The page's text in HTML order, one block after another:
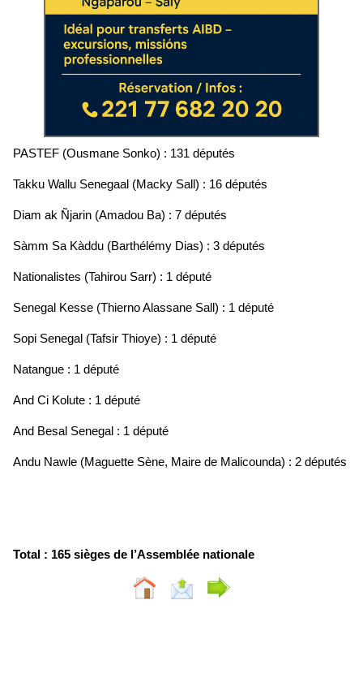
PASTEF (Ousmane Sonko) : 131 députés
Takku Wallu Senegaal (Macky Sall) : 16 députés
Diam ak Ñjarin (Amadou Ba) : 7 députés
Sàmm Sa Kàddu (Barthélémy Dias) : 3 députés
Nationalistes (Tahirou Sarr) : 1 député
Senegal Kesse (Thierno Alassane Sall) : 1 député
Sopi Senegal (Tafsir Thioye) : 1 député
Natangue : 1 député
And Ci Kolute : 1 député
And Besal Senegal : 1 député
Andu Nawle (Maguette Sène, Maire de Malicounda) : 2 députés
Total : 165 sièges de l’Assemblée nationale